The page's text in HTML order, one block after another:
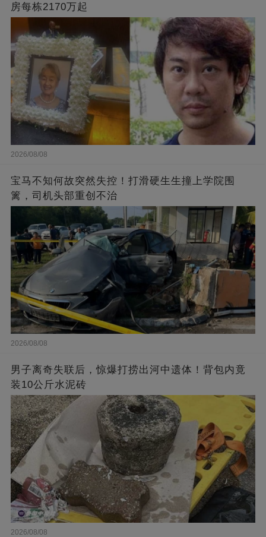
房每栋2170万起
2026/08/08
宝马不知何故突然失控！打滑硬生生撞上学院围
篱，司机头部重创不治
2026/08/08
男子离奇失联后，惊爆打捞出河中遗体！背包内竟
装10公斤水泥砖
2026/08/08